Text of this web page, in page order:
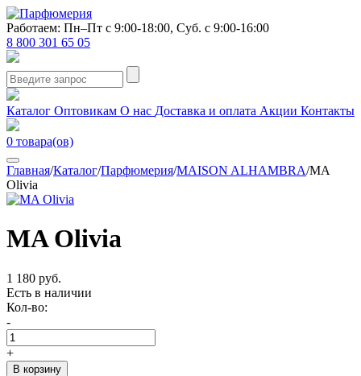
Работаем: Пн–Пт с 9:00-18:00, Суб. с 9:00-16:00
8 800 301 65 05
Каталог Оптовикам О нас Доставка и оплата Акции Контакты
0 товара(ов)
Главная/Каталог/Парфюмерия/MAISON ALHAMBRA/MA
Olivia
MA Olivia
1 180 руб.
Есть в наличии
Кол-во:
-
+
В корзину